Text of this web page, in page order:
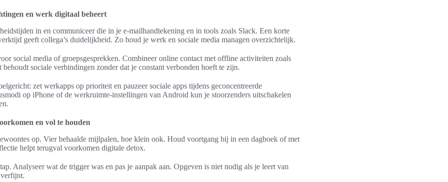
en werk digitaal beheert
in en communiceer die in je e-mailhandtekening en in tools zoals Slack. Een korte
geeft collega’s duidelijkheid. Zo houd je werk en sociale media managen overzichtelijk.
social media of groepsgesprekken. Combineer online contact met offline activiteiten zoals
sociale verbindingen zonder dat je constant verbonden hoeft te zijn.
zet werkapps op prioriteit en pauzeer sociale apps tijdens geconcentreerde
op iPhone of de werkruimte-instellingen van Android kun je stoorzenders uitschakelen
en vol te houden
op. Vier behaalde mijlpalen, hoe klein ook. Houd voortgang bij in een dagboek of met
helpt terugval voorkomen digitale detox.
Analyseer wat de trigger was en pas je aanpak aan. Opgeven is niet nodig als je leert van